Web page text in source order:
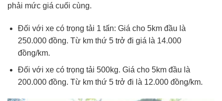
phải mức giá cuối cùng.
Đối với xe có trọng tải 1 tấn: Giá cho 5km đầu là
250.000 đồng. Từ km thứ 5 trở đi giá là 14.000
đồng/km.
Đối với xe có trọng tải 500kg. Giá cho 5km đầu là
200.000 đồng. Từ km thứ 5 trở đi là 12.000 đồng/km.